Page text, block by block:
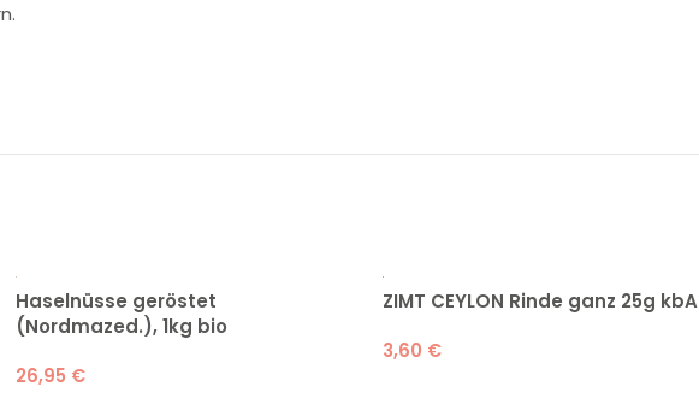
Haselnüsse geröstet
(Nordmazed.), 1kg bio
26,95 €
ZIMT CEYLON Rinde ganz 25g kbA
3,60 €